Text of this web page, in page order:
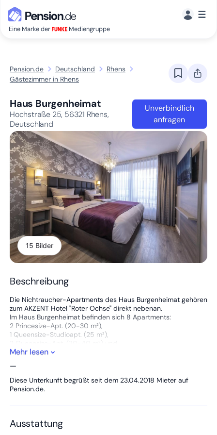
Eine Marke der Mediengruppe
☰
Pension.de Deutschland
Rhens
Gästezimmer in Rhens
Haus Burgenheimat
Hochstraße 25, 56321 Rhens,
Deutschland
Unverbindlich
anfragen
15 Bilder
Beschreibung
Die Nichtraucher-Apartments des Haus Burgenheimat gehören
zum AKZENT Hotel "Roter Ochse" direkt nebenan.
Im Haus Burgenheimat befinden sich 8 Apartments:
2 Princesize-Apt. (20-30 m²),
1 Queensize-Studioapt. (25 m²),
3 Kingsize-Apt. (40-50 m²).
Ausstattung:
Schlafzimmer:
Queensize: Bett 1,60 m x 2,20 m
- komfortable überlange Royal-Bedding-Boxspringbetten mit
einer durchgängigen 30 cm hohen Matratze
Mehr lesen
—
Diese Unterkunft begrüßt seit dem 23.04.2018 Mieter auf
Pension.de.
Ausstattung